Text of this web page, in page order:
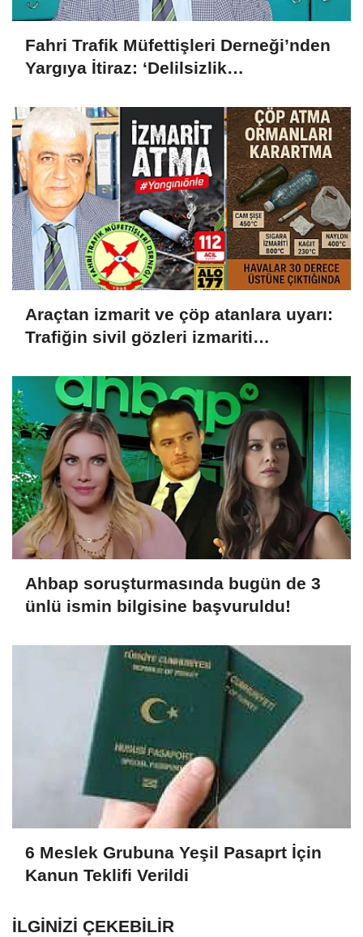
Fahri Trafik Müfettişleri Derneği’nden
Yargıya İtiraz: ‘Delilsizlik
Hukuksuzdur’
Araçtan izmarit ve çöp atanlara uyarı:
Trafiğin sivil gözleri izmariti
Ahbap soruşturmasında bugün de 3
ünlü ismin bilgisine başvuruldu!
6 Meslek Grubuna Yeşil Pasaprt İçin
Kanun Teklifi Verildi
İLGINIZI ÇEKEBILIR